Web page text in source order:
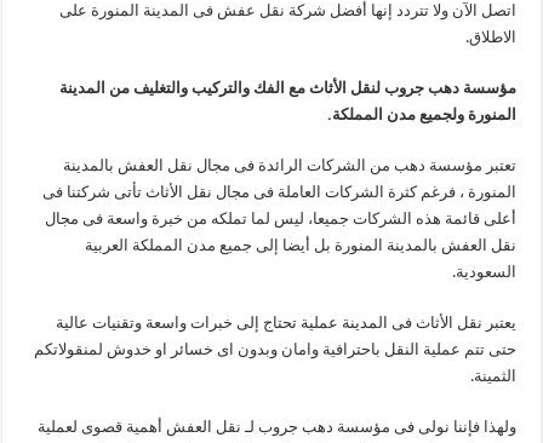
اتصل الآن ولا تتردد إنها أفضل شركة نقل عفش فى المدينة المنورة على
الاطلاق.
مؤسسة دهب جروب لنقل الأثاث مع الفك والتركيب والتغليف من المدينة
المنورة ولجميع مدن المملكة.
تعتبر مؤسسة دهب من الشركات الرائدة فى مجال نقل العفش بالمدينة
المنورة ، فرغم كثرة الشركات العاملة فى مجال نقل الأثاث تأتى شركتنا فى
أعلى قائمة هذه الشركات جميعا، ليس لما تملكه من خبرة واسعة فى مجال
نقل العفش بالمدينة المنورة بل أيضا إلى جميع مدن المملكة العربية
السعودية.
يعتبر نقل الأثاث فى المدينة عملية تحتاج إلى خبرات واسعة وتقنيات عالية
حتى تتم عملية النقل باحترافية وامان وبدون اى خسائر او خدوش لمنقولاتكم
الثمينة.
ولهذا فإننا نولى فى مؤسسة دهب جروب لـ نقل العفش أهمية قصوى لعملية